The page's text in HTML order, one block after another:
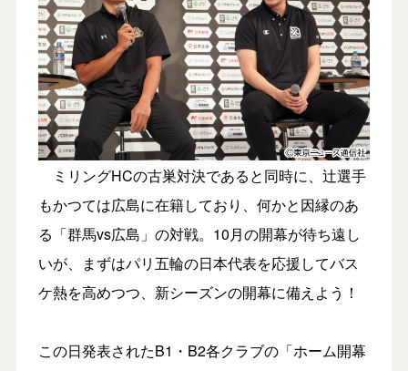
ミリングHCの古巣対決であると同時に、辻選手
もかつては広島に在籍しており、何かと因縁のあ
る「群馬vs広島」の対戦。10月の開幕が待ち遠し
いが、まずはパリ五輪の日本代表を応援してバス
ケ熱を高めつつ、新シーズンの開幕に備えよう！
この日発表されたB1・B2各クラブの「ホーム開幕